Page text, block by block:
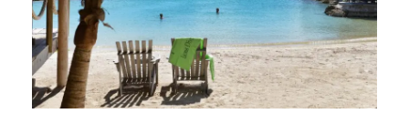
야경(옵션) / by group $300
베이사이드 마켓플레이스